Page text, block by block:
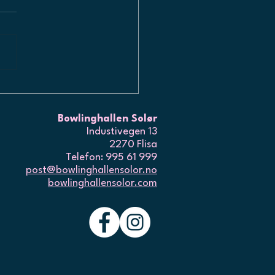
Bowlinghallen Solør
Industivegen 13
2270 Flisa
Telefon: 995 61 999
post@bowlinghallensolor.no
bowlinghallensolor.com